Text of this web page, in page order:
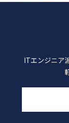
ITエンジニア